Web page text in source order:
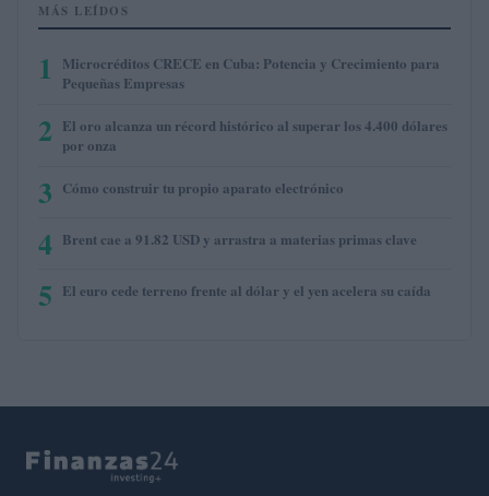
MÁS LEÍDOS
1
Microcréditos CRECE en Cuba: Potencia y Crecimiento para
Pequeñas Empresas
2 El oro alcanza un récord histórico al superar los 4.400 dólares
por onza
3 Cómo construir tu propio aparato electrónico
4 Brent cae a 91.82 USD y arrastra a materias primas clave
5 El euro cede terreno frente al dólar y el yen acelera su caída